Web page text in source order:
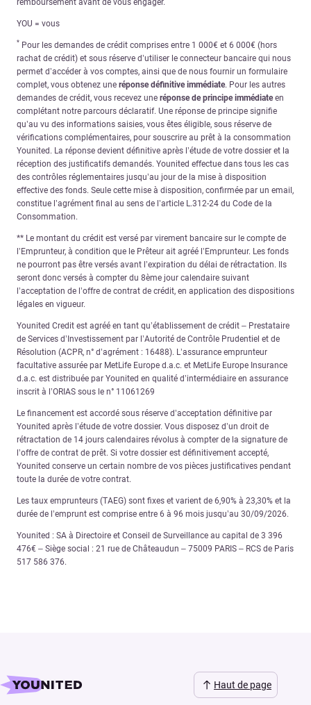
remboursement avant de vous engager.
YOU = vous
* Pour les demandes de crédit comprises entre 1 000€ et 6 000€ (hors
rachat de crédit) et sous réserve d’utiliser le connecteur bancaire qui nous
permet d’accéder à vos comptes, ainsi que de nous fournir un formulaire
complet, vous obtenez une réponse définitive immédiate. Pour les autres
demandes de crédit, vous recevez une réponse de principe immédiateen
complétant notre parcours déclaratif. Une réponse de principe signifie
qu’au vu des informations saisies, vous êtes éligible, sous réserve de
vérifications complémentaires, pour souscrire au prêt à la consommation
Younited. La réponse devient définitive après l’étude de votre dossier et la
réception des justificatifs demandés. Younited effectue dans tous les cas
des contrôles réglementaires jusqu’au jour de la mise à disposition
effective des fonds. Seule cette mise à disposition, confirmée par un email,
constitue l’agrément final au sens de l’article L.312-24 du Code de la
Consommation.
** Le montant du crédit est versé par virement bancaire sur le compte de
l’Emprunteur, à condition que le Prêteur ait agréé l’Emprunteur. Les fonds
ne pourront pas être versés avant l’expiration du délai de rétractation. Ils
seront donc versés à compter du 8ème jour calendaire suivant
l’acceptation de l’offre de contrat de crédit, en application des dispositions
légales en vigueur.
Younited Credit est agréé en tant qu’établissement de crédit – Prestataire
de Services d’Investissement par l’Autorité de Contrôle Prudentiel et de
Résolution (ACPR, n° d’agrément : 16488). L’assurance emprunteur
facultative assurée par MetLife Europe d.a.c. et MetLife Europe Insurance
d.a.c. est distribuée par Younited en qualité d’intermédiaire en assurance
inscrit à l’ORIAS sous le n° 11061269
Le financement est accordé sous réserve d’acceptation définitive par
Younited après l’étude de votre dossier. Vous disposez d’un droit de
rétractation de 14 jours calendaires révolus à compter de la signature de
l’offre de contrat de prêt. Si votre dossier est définitivement accepté,
Younited conserve un certain nombre de vos pièces justificatives pendant
toute la durée de votre contrat.
Les taux emprunteurs (TAEG) sont fixes et varient de 6,90% à 23,30% et la
durée de l’emprunt est comprise entre 6 à 96 mois jusqu’au 30/09/2026.
Younited : SA à Directoire et Conseil de Surveillance au capital de 3 396
476€ – Siège social : 21 rue de Châteaudun – 75009 PARIS – RCS de Paris
517 586 376.
Haut de page